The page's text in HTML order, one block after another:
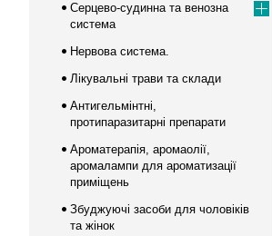
Серцево-судинна та венозна
система
Нервова система.
Лікувальні трави та склади
Антигельмінтні,
протипаразитарні препарати
Ароматерапія, аромаолії,
аромалампи для ароматизації
приміщень
Збуджуючі засоби для чоловіків
та жінок